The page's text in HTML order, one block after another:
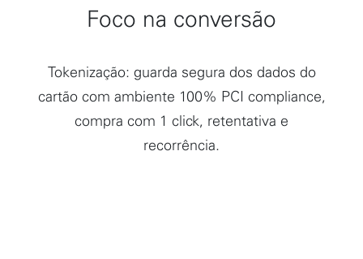
Foco na conversão
Tokenização: guarda segura dos dados do
cartão com ambiente 100% PCI compliance,
compra com 1 click, retentativa e
recorrência.